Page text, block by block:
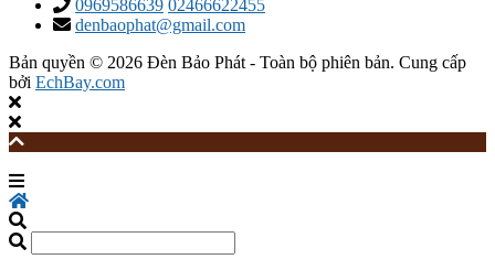
0969586639 02466622455
denbaophat@gmail.com
Bản quyền © 2026 Đèn Bảo Phát - Toàn bộ phiên bản. Cung cấp
bởi EchBay.com